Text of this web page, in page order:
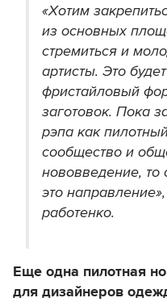
«Хотим
из основных
стремиться и
артисты. Это
фристайловый
заготовок. Пока
рэпа как
сообщество и
нововведение, то
это
работенко.
Еще одна пилотная
для дизайнеров